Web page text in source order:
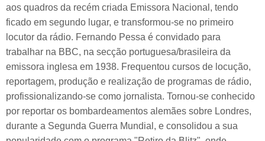
aos quadros da recém criada Emissora Nacional, tendo
ficado em segundo lugar, e transformou-se no primeiro
locutor da rádio. Fernando Pessa é convidado para
trabalhar na BBC, na secção portuguesa/brasileira da
emissora inglesa em 1938. Frequentou cursos de locução,
reportagem, produção e realização de programas de rádio,
profissionalizando-se como jornalista. Tornou-se conhecido
por reportar os bombardeamentos alemães sobre Londres,
durante a Segunda Guerra Mundial, e consolidou a sua